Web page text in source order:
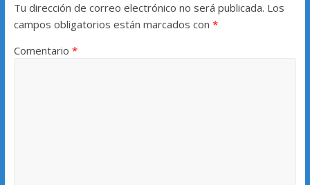
Tu dirección de correo electrónico no será publicada. Los
campos obligatorios están marcados con *
Comentario *